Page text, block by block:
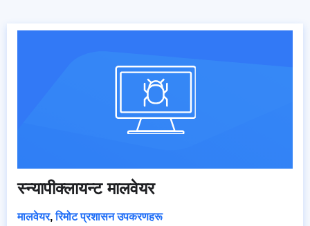
स्न्यापीक्लायन्ट मालवेयर
मालवेयर,रिमोट प्रशासन उपकरणहरू